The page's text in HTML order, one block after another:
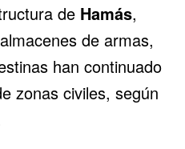
de Hamás,
de armas,
han continuado
zonas civiles, según